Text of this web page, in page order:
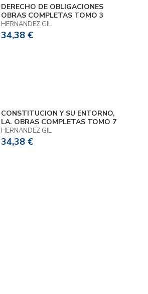
DERECHO DE OBLIGACIONES
OBRAS COMPLETAS TOMO 3
HERNANDEZ GIL
34,38 €
CONSTITUCION Y SU ENTORNO,
LA. OBRAS COMPLETAS TOMO 7
HERNANDEZ GIL
34,38 €